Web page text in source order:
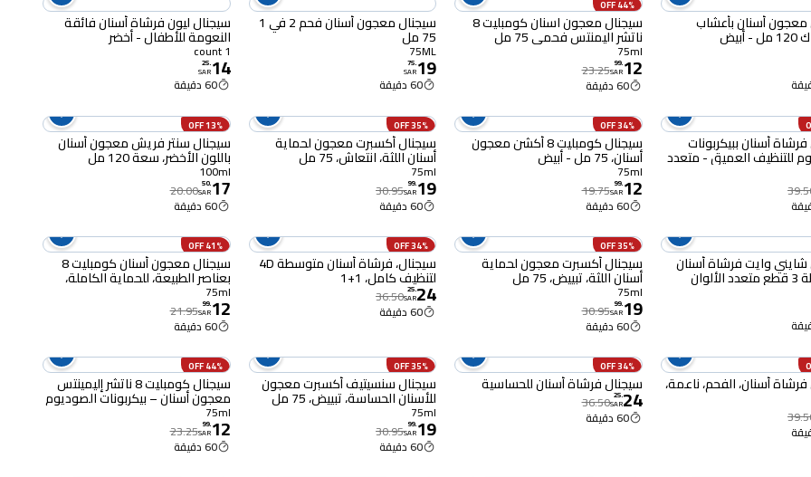
معجون أسنان بأعشاب
44% OFF
سيجنال معجون اسنان كومبليت 8
ناتشر اليمنتس فحمي 75 مل
75ml
12
.
99
SAR
23.25
60 دقيقة
سيجنال معجون أسنان فحم 2 في 1
75 مل
75ML
19
.
75
SAR
60 دقيقة
سيجنال ليون فرشاة أسنان فائقة
النعومة للأطفال - أخضر
1 count
14
.
25
SAR
60 دقيقة
أسنان ببيكربونات
للتنظيف العميق - متعدد
34% OFF
سيجنال كومبليت 8 أكشن معجون
أسنان، 75 مل - أبيض
75ml
12
.
99
SAR
19.75
60 دقيقة
35% OFF
سيجنال أكسبرت معجون لحماية
أسنان اللثة، انتعاش، 75 مل
75ml
19
.
99
SAR
30.95
60 دقيقة
13% OFF
سيجنال سنتر فريش معجون أسنان
باللون الأخضر، سعة 120 مل
100ml
17
.
50
SAR
20.00
60 دقيقة
شايني وايت فرشاة أسنان
35% OFF
سيجنال أكسبرت معجون لحماية
أسنان اللثة، تبييض، 75 مل
75ml
19
.
99
SAR
30.95
60 دقيقة
34% OFF
سيجنال، فرشاة أسنان متوسطة 4D
لتنظيف كامل، 1+1
24
.
25
SAR
36.50
60 دقيقة
41% OFF
سيجنال معجون أسنان كومبليت 8
بعناصر الطبيعة، للحماية الكاملة،
بالملح الوردي والبابونج، 75 مل
75ml
12
.
99
SAR
21.95
60 دقيقة
أسنان، الفحم، ناعمة،
34% OFF
سيجنال فرشاة أسنان للحساسية
24
.
25
SAR
36.50
60 دقيقة
35% OFF
سيجنال سنسيتيف أكسبرت معجون
للأسنان الحساسة، تبييض، 75 مل
75ml
19
.
99
SAR
30.95
60 دقيقة
44% OFF
سيجنال كومبليت 8 ناتشر إليمينتس
معجون أسنان – بيكربونات الصوديوم
نظافة وانتعاش - 75 مل
75ml
12
.
99
SAR
23.25
60 دقيقة